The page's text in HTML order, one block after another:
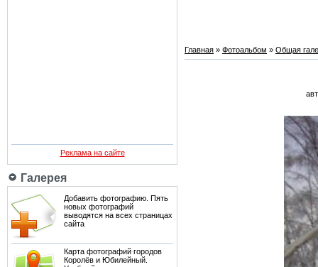
Реклама на сайте
Галерея
Добавить фотографию. Пять
новых фотографий
выводятся на всех страницах
сайта
Карта фотографий городов
Королёв и Юбилейный.
Главная » Фотоальбом » Общая